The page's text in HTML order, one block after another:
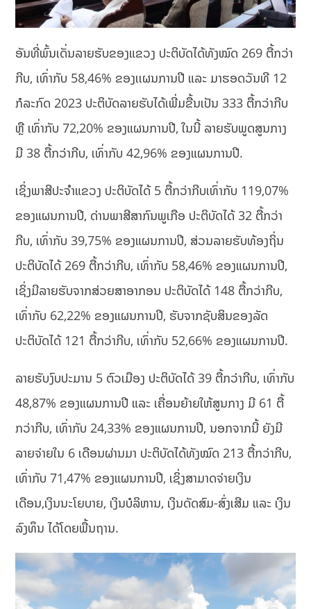
ອັນທີ່ພົ້ນເດັ່ນລາຍຮັບຂອງແຂວງ ປະຕິບັດໄດ້ທັງໝົດ 269 ຕື້ກວ່າ
ກີບ, ເທົ່າກັບ 58,46% ຂອງເເຜນການປີ ແລະ ມາຮອດວັນທີ 12
ກໍລະກົດ 2023 ປະຕິບັດລາຍຮັບໄດ້ເພີ່ມຂື້ນເປັນ 333 ຕື້ກວ່າກີບ
ຫຼື ເທົ່າກັບ 72,20% ຂອງແຜນການປີ, ໃນນີ້ ລາຍຮັບພູດສູນກາງ
ມີ 38 ຕື້ກວ່າກີບ, ເທົ່າກັບ 42,96% ຂອງແຜນການປີ.
ເຊິ່ງພາສີປະຈໍາແຂວງ ປະຕິບັດໄດ້ 5 ຕື້ກວ່າກີບເທົ່າກັບ 119,07%
ຂອງແຜນການປີ, ດ່ານພາສີສາກົນພູເກືອ ປະຕິບັດໄດ້ 32 ຕື້ກວ່າ
ກີບ, ເທົ່າກັບ 39,75% ຂອງແຜນການປີ, ສ່ວນລາຍຮັບທ້ອງຖິ່ນ
ປະຕິບັດໄດ້ 269 ຕື້ກວ່າກີບ, ເທົ່າກັບ 58,46% ຂອງແຜນການປີ,
ເຊິ່ງມີລາຍຮັບຈາກສ່ວຍສາອາກອນ ປະຕິບັດໄດ້ 148 ຕື້ກວ່າກີບ,
ເທົ່າກັບ 62,22% ຂອງແຜນການປີ, ຮັບຈາກຊັບສິນຂອງລັດ
ປະຕິບັດໄດ້ 121 ຕື້ກວ່າກີບ, ເທົ່າກັບ 52,66% ຂອງແຜນການປີ.
ລາຍຮັບງົບປະມານ 5 ຕົວເມືອງ ປະຕິບັດໄດ້ 39 ຕື້ກວ່າກີບ, ເທົ່າກັບ
48,87% ຂອງແຜນການປີ ແລະ ເຄື່ອນຍ້າຍໃຫ້ສູນກາງ ມີ 61 ຕື້
ກວ່າກີບ, ເທົ່າກັບ 24,33% ຂອງແຜນການປີ, ນອກຈາກນີ້ ຍັງມີ
ລາຍຈ່າຍໃນ 6 ເດືອນຜ່ານມາ ປະຕິບັດໄດ້ທັງໝົດ 213 ຕື້ກວ່າກີບ,
ເທົ່າກັບ 71,47% ຂອງແຜນການປີ, ເຊິ່ງສາມາດຈ່າຍເງິນ
ເດືອນ,ເງິນນະໂຍບາຍ, ເງິນບໍລິຫານ, ເງິນດັດສົມ-ສົ່ງເສີມ ແລະ ເງິນ
ລົງທຶນ ໄດ້ໂດຍພື້ນຖານ.